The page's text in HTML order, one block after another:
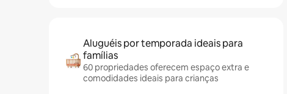
Aluguéis por temporada ideais para
famílias
60 propriedades oferecem espaço extra e
comodidades ideais para crianças